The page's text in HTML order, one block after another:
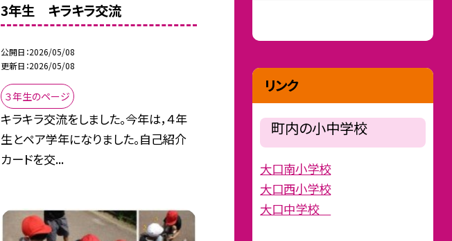
3年生 キラキラ交流
公開日 2026/05/08
更新日 2026/05/08
３年生のページ
キラキラ交流をしました。今年は，４年
生とペア学年になりました。自己紹介
カードを交...
リンク
町内の小中学校
大口南小学校
大口西小学校
大口中学校